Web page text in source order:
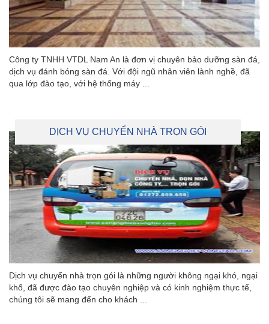
Công ty TNHH VTDL Nam An là đơn vị chuyên bảo dưỡng sàn đá,
dịch vụ đánh bóng sàn đá. Với đội ngũ nhân viên lành nghề, đã
qua lớp đào tạo, với hệ thống máy ...
DỊCH VỤ CHUYỂN NHÀ TRỌN GÓI
Dịch vụ chuyển nhà trọn gói là những người không ngại khó, ngại
khổ, đã được đào tạo chuyên nghiệp và có kinh nghiệm thực tế,
chúng tôi sẽ mang đến cho khách ...